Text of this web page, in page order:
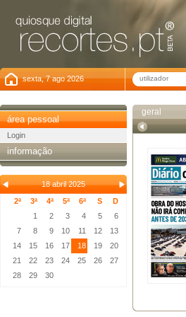
sexta, 7 ago 2026
área pessoal
Login
informação
18 abril 2025
2ª
3ª 4ª 5ª 6ª S
D
1
2 3 4 5
6
7
8 9 10 11 12
13
14
15 16 17 18 19
20
21
22 23 24 25 26
27
28
29 30
geral